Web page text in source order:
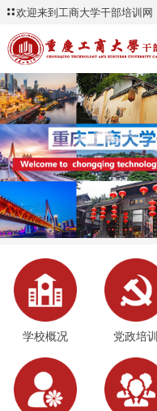
欢迎来到工商大学干部培训网
学校概况 党政培训